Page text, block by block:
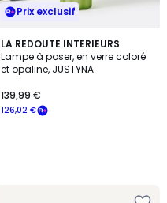
Prix exclusif
LA REDOUTE INTERIEURS
Lampe à poser, en verre coloré
et opaline, JUSTYNA
126,02 €
139,99 €